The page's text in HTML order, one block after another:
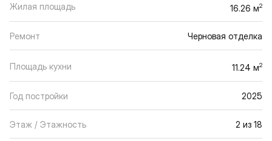
Жилая площадь 16.26 м2
Ремонт Черновая отделка
Площадь кухни 11.24 м2
Год постройки 2025
Этаж / Этажность 2 из 18